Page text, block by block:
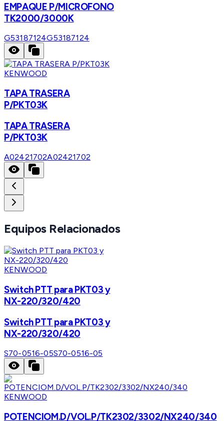
EMPAQUE P/MICROFONO
TK2000/3000K
G53187124G53187124
KENWOOD
TAPA TRASERA
P/PKT03K
TAPA TRASERA
P/PKT03K
A02421702A02421702
Equipos Relacionados
KENWOOD
Switch PTT para PKT03 y
NX-220/320/420
Switch PTT para PKT03 y
NX-220/320/420
S70-0516-05S70-0516-05
KENWOOD
POTENCIOM.D/VOL.P/TK2302/3302/NX240/340